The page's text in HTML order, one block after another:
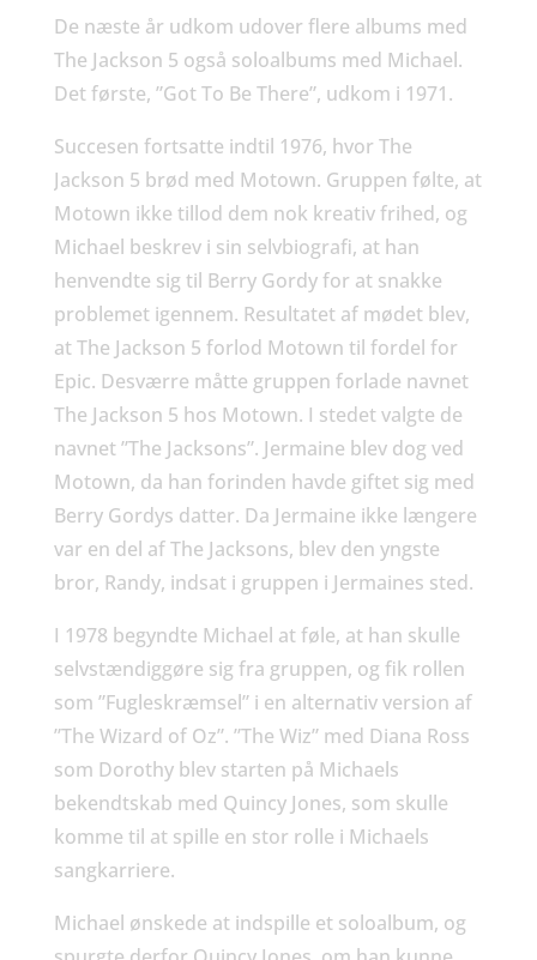
De næste år udkom udover flere albums med
The Jackson 5 også soloalbums med Michael.
Det første, ”Got To Be There”, udkom i 1971.
Succesen fortsatte indtil 1976, hvor The
Jackson 5 brød med Motown. Gruppen følte, at
Motown ikke tillod dem nok kreativ frihed, og
Michael beskrev i sin selvbiografi, at han
henvendte sig til Berry Gordy for at snakke
problemet igennem. Resultatet af mødet blev,
at The Jackson 5 forlod Motown til fordel for
Epic. Desværre måtte gruppen forlade navnet
The Jackson 5 hos Motown. I stedet valgte de
navnet ”The Jacksons”. Jermaine blev dog ved
Motown, da han forinden havde giftet sig med
Berry Gordys datter. Da Jermaine ikke længere
var en del af The Jacksons, blev den yngste
bror, Randy, indsat i gruppen i Jermaines sted.
I 1978 begyndte Michael at føle, at han skulle
selvstændiggøre sig fra gruppen, og fik rollen
som ”Fugleskræmsel” i en alternativ version af
”The Wizard of Oz”. ”The Wiz” med Diana Ross
som Dorothy blev starten på Michaels
bekendtskab med Quincy Jones, som skulle
komme til at spille en stor rolle i Michaels
sangkarriere.
Michael ønskede at indspille et soloalbum, og